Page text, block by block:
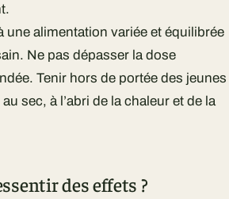
une alimentation variée et équilibrée
Ne pas dépasser la dose
Tenir hors de portée des jeunes
sec, à l’abri de la chaleur et de la
deseffets ?